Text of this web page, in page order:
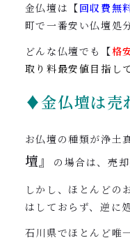
金仏壇は【回収費無
町で一番安い仏壇処
どんな仏壇でも【格
取り料最安値目指し
♦金仏壇は売
お仏壇の種類が浄土
壇』
の場合は、売
しかし、ほとんどの
はしておらず、逆に
石川県でほとんど唯